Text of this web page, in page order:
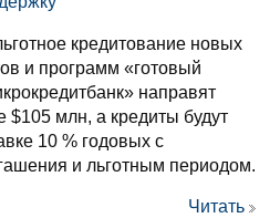
кредитование новых
и программ «готовый
направят
$105 млн, а кредиты будут
10 % годовых с
и льготным периодом.
Читать